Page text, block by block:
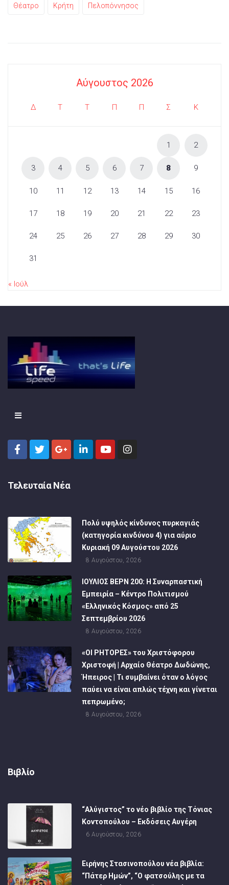
Θέατρο Κρήτη Πελοπόννησος
Αύγουστος 2026
Δ Τ Τ Π Π Σ Κ
1 2
3 4 5 6 7 8 9
10 11 12 13 14 15 16
17 18 19 20 21 22 23
24 25 26 27 28 29 30
31
« Ιούλ
Τελευταία Νέα
Πολύ υψηλός κίνδυνος πυρκαγιάς
(κατηγορία κινδύνου 4) για αύριο
Κυριακή 09 Αυγούστου 2026
8 Αυγούστου, 2026
ΙΟΥΛΙΟΣ ΒΕΡΝ 200: Η Συναρπαστική
Εμπειρία – Κέντρο Πολιτισμού
«Ελληνικός Κόσμος» από 25
Σεπτεμβρίου 2026
8 Αυγούστου, 2026
«ΟΙ ΡΗΤΟΡΕΣ» του Χριστόφορου
Χριστοφή | Αρχαίο Θέατρο Δωδώνης,
Ήπειρος | Τι συμβαίνει όταν ο λόγος
παύει να είναι απλώς τέχνη και γίνεται
πεπρωμένο;
8 Αυγούστου, 2026
Βιβλίο
“Αλύγιστος” το νέο βιβλίο της Τόνιας
Κοντοπούλου – Εκδόσεις Αυγέρη
6 Αυγούστου, 2026
Ειρήνης Στασινοπούλου νέα βιβλία:
“Πάτερ Ημών”, “Ο φατσούλης με τα